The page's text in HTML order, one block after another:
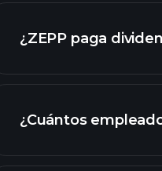
¿ZEPP paga
¿Cuántos